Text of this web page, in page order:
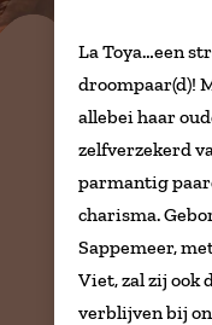
La Toya…een
droompaar(d)!
allebei haar
zelfverzekerd
parmantig
charisma.
Sappemeer,
Viet, zal zij ook
verblijven bij